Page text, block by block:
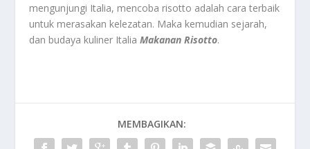
mengunjungi Italia, mencoba risotto adalah cara terbaik
untuk merasakan kelezatan. Maka kemudian sejarah,
dan budaya kuliner Italia Makanan Risotto.
MEMBAGIKAN: